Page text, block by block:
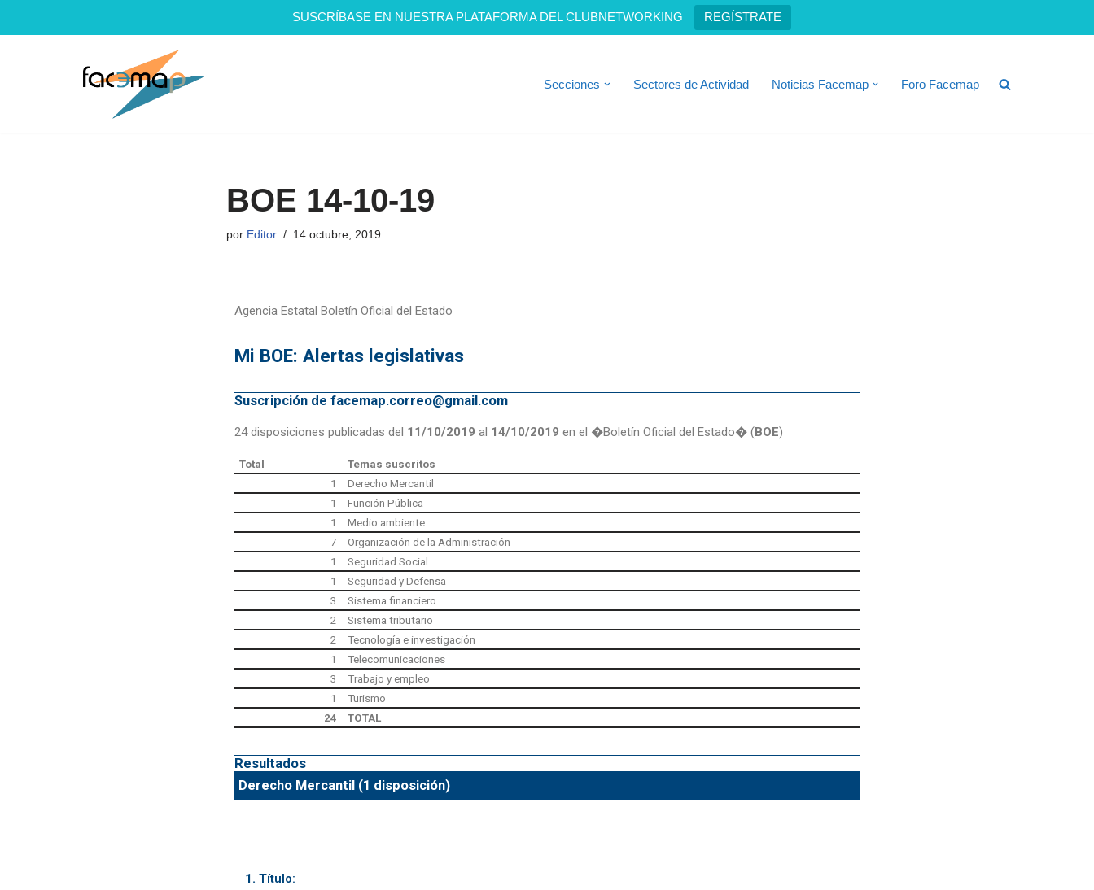
SUSCRÍBASE EN NUESTRA PLATAFORMA DEL CLUBNETWORKING REGÍSTRATE
Secciones Sectores de Actividad Noticias Facemap Foro Facemap
BOE 14-10-19
por Editor 14 octubre, 2019
Agencia Estatal Boletín Oficial del Estado
Mi BOE: Alertas legislativas
Suscripción de facemap.correo@gmail.com
24 disposiciones publicadas del 11/10/2019 al 14/10/2019 en el �Boletín Oficial del Estado� (BOE)
Total
Temas suscritos
1
Derecho Mercantil
1
Función Pública
1
Medio ambiente
7
Organización de la Administración
1
Seguridad Social
1
Seguridad y Defensa
3
Sistema financiero
2
Sistema tributario
2
Tecnología e investigación
1
Telecomunicaciones
3
Trabajo y empleo
1
Turismo
24
TOTAL
Resultados
Derecho Mercantil (1 disposición)
Título: